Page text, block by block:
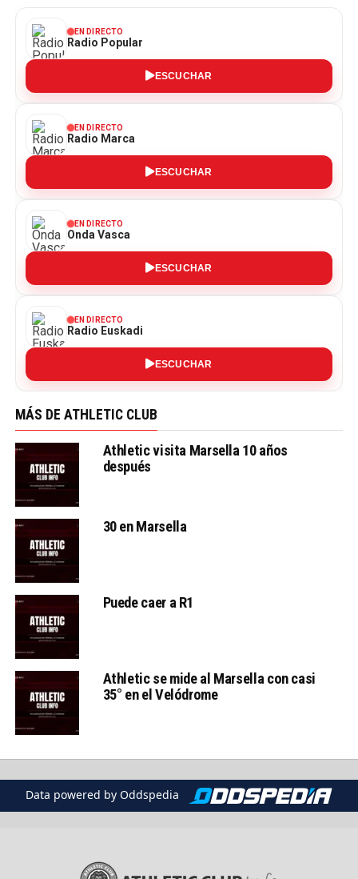
EN DIRECTO
Radio Popular
ESCUCHAR
EN DIRECTO
Radio Marca
ESCUCHAR
EN DIRECTO
Onda Vasca
ESCUCHAR
EN DIRECTO
Radio Euskadi
ESCUCHAR
MÁS DE ATHLETIC CLUB
Athletic visita Marsella 10 años
después
30 en Marsella
Puede caer a R1
Athletic se mide al Marsella con casi
35° en el Velódrome
Data powered by Oddspedia